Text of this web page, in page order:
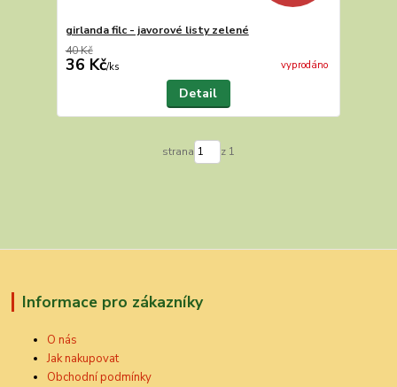
girlanda filc - javorové listy zelené
40 Kč
36 Kč/ks vyprodáno
Detail
strana z 1
Informace pro zákazníky
O nás
Jak nakupovat
Obchodní podmínky